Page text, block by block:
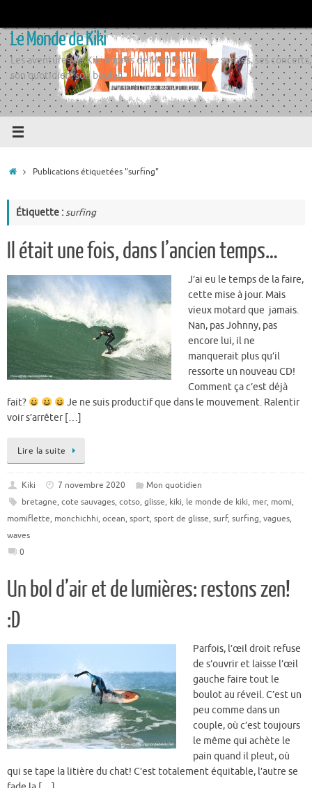
contenu
Le Monde de Kiki
Les aventures de Kiki auprès de Momiflette, ses sorties, ses concerts,
son quotidien, son boulot
AccueilPublications étiquetées "surfing"
Étiquette :surfing
Il était une fois, dans l’ancien temps…
J’ai eu le temps de la faire,
cette mise à jour. Mais
vieux motard que jamais.
Nan, pas Johnny, pas
encore lui, il ne
manquerait plus qu’il
ressorte un nouveau CD!
Comment ça c’est déjà
fait?
Je ne suis productif que dans le mouvement. Ralentir
voir s’arrêter […]
Lire la suite
Kiki 7 novembre 2020
Mon quotidien
bretagne, cote sauvages, cotso, glisse, kiki, le monde de kiki, mer, momi,
momiflette, monchichhi, ocean, sport, sport de glisse, surf, surfing, vagues,
waves
0
Un bol d’air et de lumières: restons zen!
:D
Parfois, l’œil droit refuse
de s’ouvrir et laisse l’œil
gauche faire tout le
boulot au réveil. C’est un
peu comme dans un
couple, où c’est toujours
le même qui achète le
pain quand il pleut, où
qui se tape la litière du chat! C’est totalement équitable, l’autre se